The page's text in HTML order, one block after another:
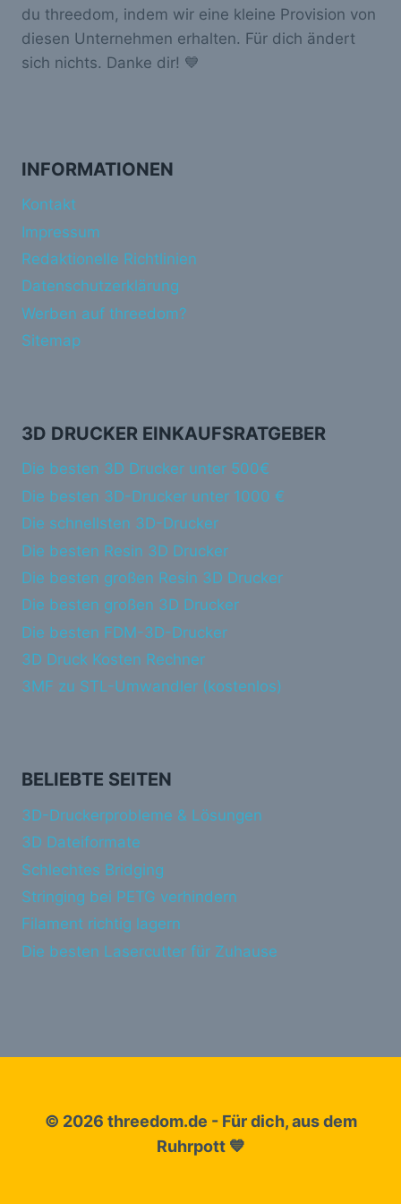
du threedom, indem wir eine kleine Provision von
diesen Unternehmen erhalten. Für dich ändert
sich nichts. Danke dir! 💙
INFORMATIONEN
Kontakt
Impressum
Redaktionelle Richtlinien
Datenschutzerklärung
Werben auf threedom?
Sitemap
3D DRUCKER EINKAUFSRATGEBER
Die besten 3D Drucker unter 500€
Die besten 3D-Drucker unter 1000 €
Die schnellsten 3D-Drucker
Die besten Resin 3D Drucker
Die besten großen Resin 3D Drucker
Die besten großen 3D Drucker
Die besten FDM-3D-Drucker
3D Druck Kosten Rechner
3MF zu STL-Umwandler (kostenlos)
BELIEBTE SEITEN
3D-Druckerprobleme & Lösungen
3D Dateiformate
Schlechtes Bridging
Stringing bei PETG verhindern
Filament richtig lagern
Die besten Lasercutter für Zuhause
© 2026 threedom.de - Für dich, aus dem
Ruhrpott 💙